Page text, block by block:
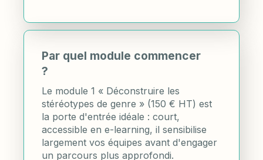
Par quel module commencer
?
Le module 1 « Déconstruire les
stéréotypes de genre » (150 € HT) est
la porte d'entrée idéale : court,
accessible en e-learning, il sensibilise
largement vos équipes avant d'engager
un parcours plus approfondi.